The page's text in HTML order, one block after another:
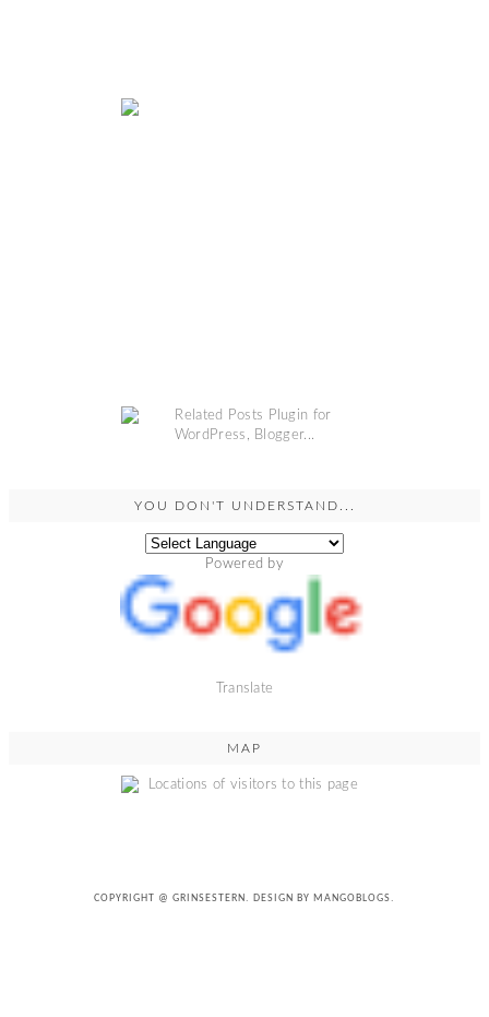
YOU DON'T UNDERSTAND...
Powered by
Translate
MAP
COPYRIGHT @ GRINSESTERN. DESIGN BY MANGOBLOGS.